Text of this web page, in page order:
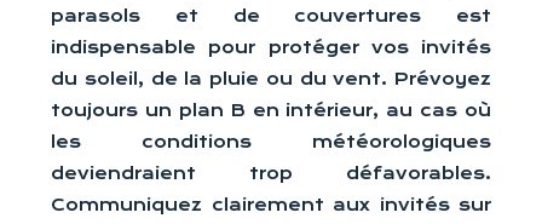
parasols et de couvertures est
indispensable pour protéger vos invités
du soleil, de la pluie ou du vent. Prévoyez
toujours un plan B en intérieur, au cas où
les conditions météorologiques
deviendraient trop défavorables.
Communiquez clairement aux invités sur